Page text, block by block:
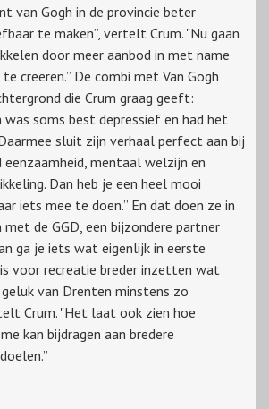
van Gogh in de provincie beter
te maken”, vertelt Crum. "Nu gaan
door meer aanbod in met name
creëren.” De combi met Van Gogh
die Crum graag geeft:
was soms best depressief en had het
sluit zijn verhaal perfect aan bij
eenzaamheid, mentaal welzijn en
Dan heb je een heel mooi
iets mee te doen.” En dat doen ze in
de GGD, een bijzondere partner
ga je iets wat eigenlijk in eerste
voor recreatie breder inzetten wat
van Drenten minstens zo
Crum. "Het laat ook zien hoe
kan bijdragen aan bredere